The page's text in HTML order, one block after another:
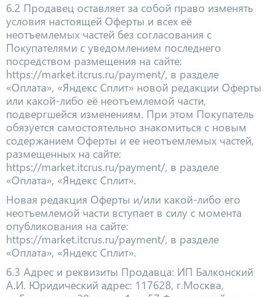
6.2 Продавец оставляет за собой право изменять
условия настоящей Оферты и всех её
неотъемлемых частей без согласования с
Покупателями с уведомлением последнего
посредством размещения на сайте:
https://market.itcrus.ru/payment/, в разделе
«Оплата», «Яндекс Сплит» новой редакции Оферты
или какой-либо её неотъемлемой части,
подвергшейся изменениям. При этом Покупатель
обязуется самостоятельно знакомиться с новым
содержанием Оферты и ее неотъемлемых частей,
размещенных на сайте:
https://market.itcrus.ru/payment/, в разделе
«Оплата», «Яндекс Сплит».
Новая редакция Оферты и/или какой-либо его
неотъемлемой части вступает в силу с момента
опубликования на сайте:
https://market.itcrus.ru/payment/, в разделе
«Оплата», «Яндекс Сплит».
6.3 Адрес и реквизиты Продавца: ИП Балконский
А.И. Юридический адрес: 117628, г.Москва,